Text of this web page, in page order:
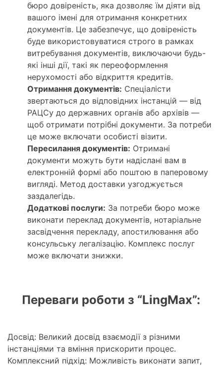
бюро довіреність, яка дозволяє їм діяти від
вашого імені для отримання конкретних
документів. Це забезпечує, що довіреність
буде використовуватися строго в рамках
витребування документів, виключаючи будь-
які інші дії, такі як переоформлення
нерухомості або відкриття кредитів.
Отримання документів: Спеціалісти
звертаються до відповідних інстанцій — від
РАЦСу до державних органів або архівів —
щоб отримати потрібні документи. За потреби
це може включати особисті візити.
Пересилання документів: Отримані
документи можуть бути надіслані вам в
електронній формі або поштою в паперовому
вигляді. Метод доставки узгоджується
заздалегідь.
Додаткові послуги: За потреби бюро може
виконати переклад документів, нотаріальне
засвідчення перекладу, апостилювання або
консульську легалізацію. Комплекс послуг
може включати знижки.
Переваги роботи з “LingMax”:
Досвід: Великий досвід взаємодії з різними
інстанціями та вміння прискорити процес.
Комплексний підхід: Можливість виконати запит,